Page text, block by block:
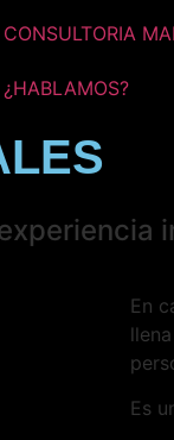
CONSULTORIA
¿HABLAMOS?
En
Es